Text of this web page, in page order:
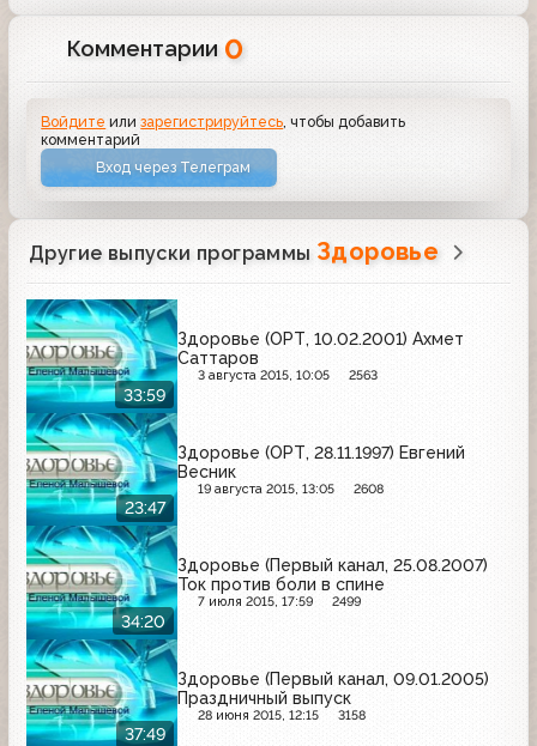
Комментарии 0
Войдите илизарегистрируйтесь , чтобы добавить
комментарий
Вход через Телеграм
Другие выпуски программы Здоровье
33:59
Здоровье (ОРТ, 10.02.2001) Ахмет
Саттаров
3 августа 2015, 10:05 2563
23:47
Здоровье (ОРТ, 28.11.1997) Евгений
Весник
19 августа 2015, 13:05 2608
34:20
Здоровье (Первый канал, 25.08.2007)
Ток против боли в спине
7 июля 2015, 17:59 2499
37:49
Здоровье (Первый канал, 09.01.2005)
Праздничный выпуск
28 июня 2015, 12:15 3158